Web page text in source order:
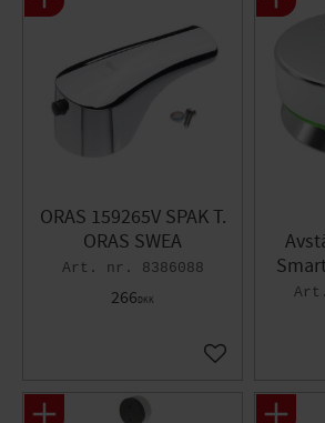
ORAS 159265V SPAK T.
ORAS SWEA
8386088
266DKK
Gem som favorit